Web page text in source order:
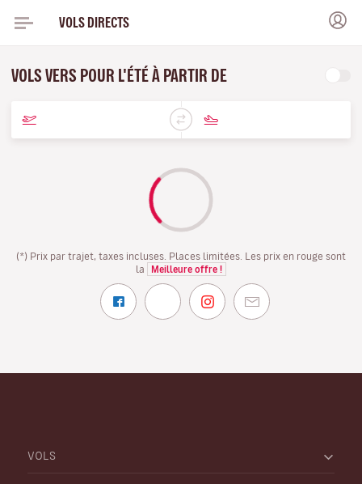
VOLS DIRECTS
VOLS VERS POUR L'ÉTÉ À PARTIR DE
(*) Prix par trajet, taxes incluses. Places limitées. Les prix en rouge sont
la
Meilleure offre !
VOLS